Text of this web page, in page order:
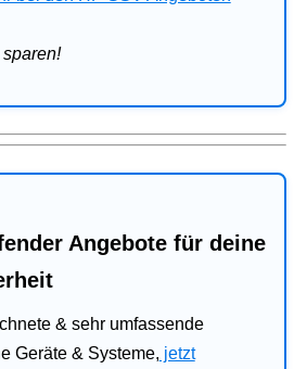
Angebote für deine
& sehr umfassende
Geräte & Systeme, jetzt